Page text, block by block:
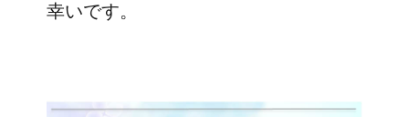
幸いです。